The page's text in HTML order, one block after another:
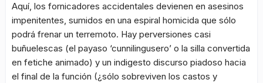
Aquí, los fornicadores accidentales devienen en asesinos
impenitentes, sumidos en una espiral homicida que sólo
podrá frenar un terremoto. Hay perversiones casi
buñuelescas (el payaso ‘cunnilingusero’ o la silla convertida
en fetiche animado) y un indigesto discurso piadoso hacia
el final de la función (¿sólo sobreviven los castos y